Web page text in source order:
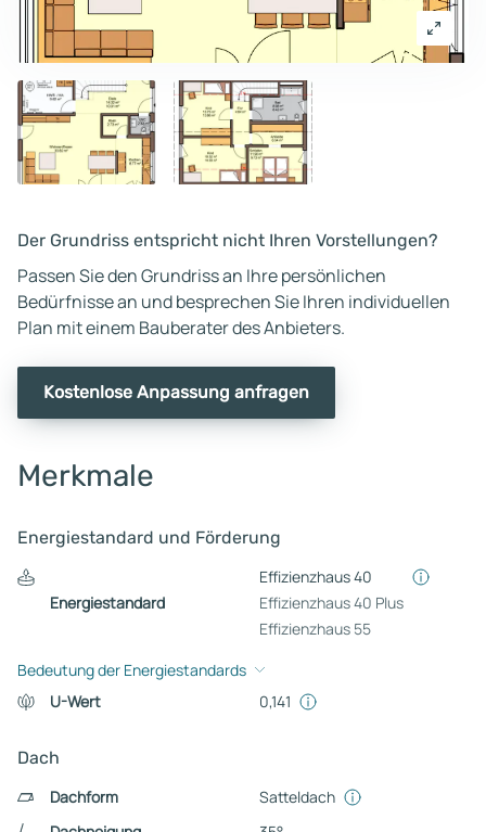
Der Grundriss entspricht nicht Ihren Vorstellungen?
Passen Sie den Grundriss an Ihre persönlichen
Bedürfnisse an und besprechen Sie Ihren individuellen
Plan mit einem Bauberater des Anbieters.
Kostenlose Anpassung anfragen
Merkmale
Energiestandard und Förderung
Energiestandard
Effizienzhaus 40
Effizienzhaus 40 Plus
Effizienzhaus 55
Bedeutung der Energiestandards
U-Wert
0,141
Dach
Dachform
Satteldach